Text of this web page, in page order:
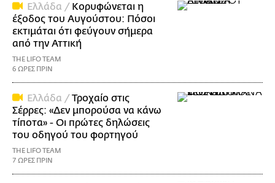
Ελλάδα / Κορυφώνεται η
έξοδος του Αυγούστου: Πόσοι
εκτιμάται ότι φεύγουν σήμερα
από την Αττική
THE LIFO TEAM
6 ΩΡΕΣ ΠΡΙΝ
Ελλάδα /Τροχαίο στις
Σέρρες: «Δεν μπορούσα να κάνω
τίποτα» - Οι πρώτες δηλώσεις
του οδηγού του φορτηγού
THE LIFO TEAM
7 ΩΡΕΣ ΠΡΙΝ